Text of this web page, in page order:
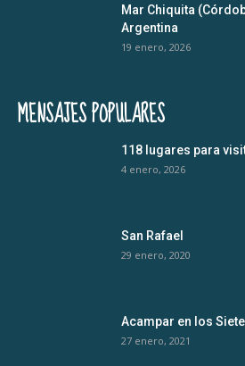
Mar Chiquita
Argentina
19 enero, 2026
MENSAJES POPULARES
118 lugares para
4 enero, 2026
San Rafael
29 enero, 2020
Acampar en los
27 enero, 2021